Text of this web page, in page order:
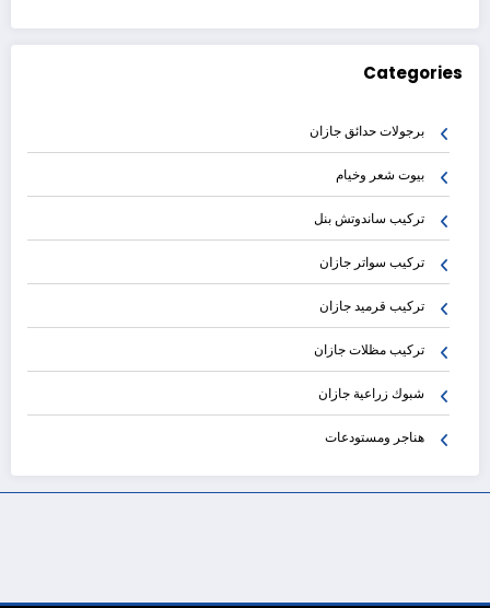
Categories
برجولات حدائق جازان
بيوت شعر وخيام
تركيب ساندوتش بنل
تركيب سواتر جازان
تركيب قرميد جازان
تركيب مظلات جازان
شبوك زراعية جازان
هناجر ومستودعات